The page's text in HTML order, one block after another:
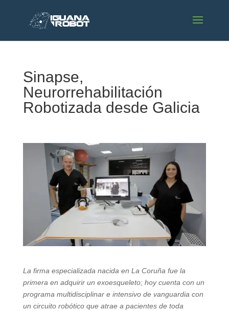
Sinapse,
Neurorrehabilitación
Robotizada desde Galicia
La firma especializada nacida en La Coruña fue la
primera en adquirir un exoesqueleto; hoy cuenta con un
programa multidisciplinar e intensivo de vanguardia con
un circuito robótico que atrae a pacientes de toda